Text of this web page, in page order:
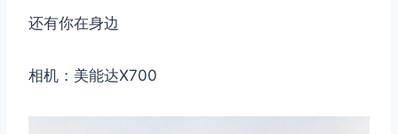
还有你在身边
相机：美能达X700